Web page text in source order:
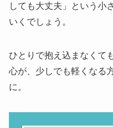
しても大丈夫」という小
いくでしょう。
ひとりで抱え込まなくて
心が、少しでも軽くなる
に。